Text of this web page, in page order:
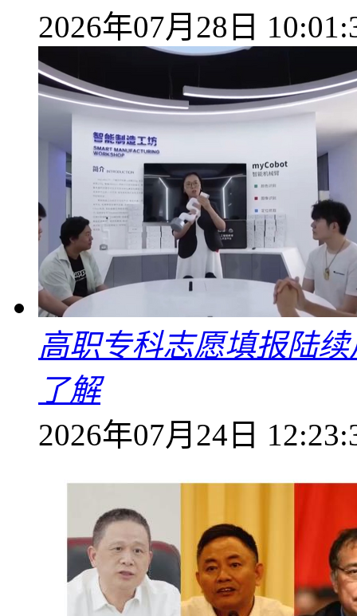
2026年07月28日
高职专科志愿填报陆
了解
2026年07月24日